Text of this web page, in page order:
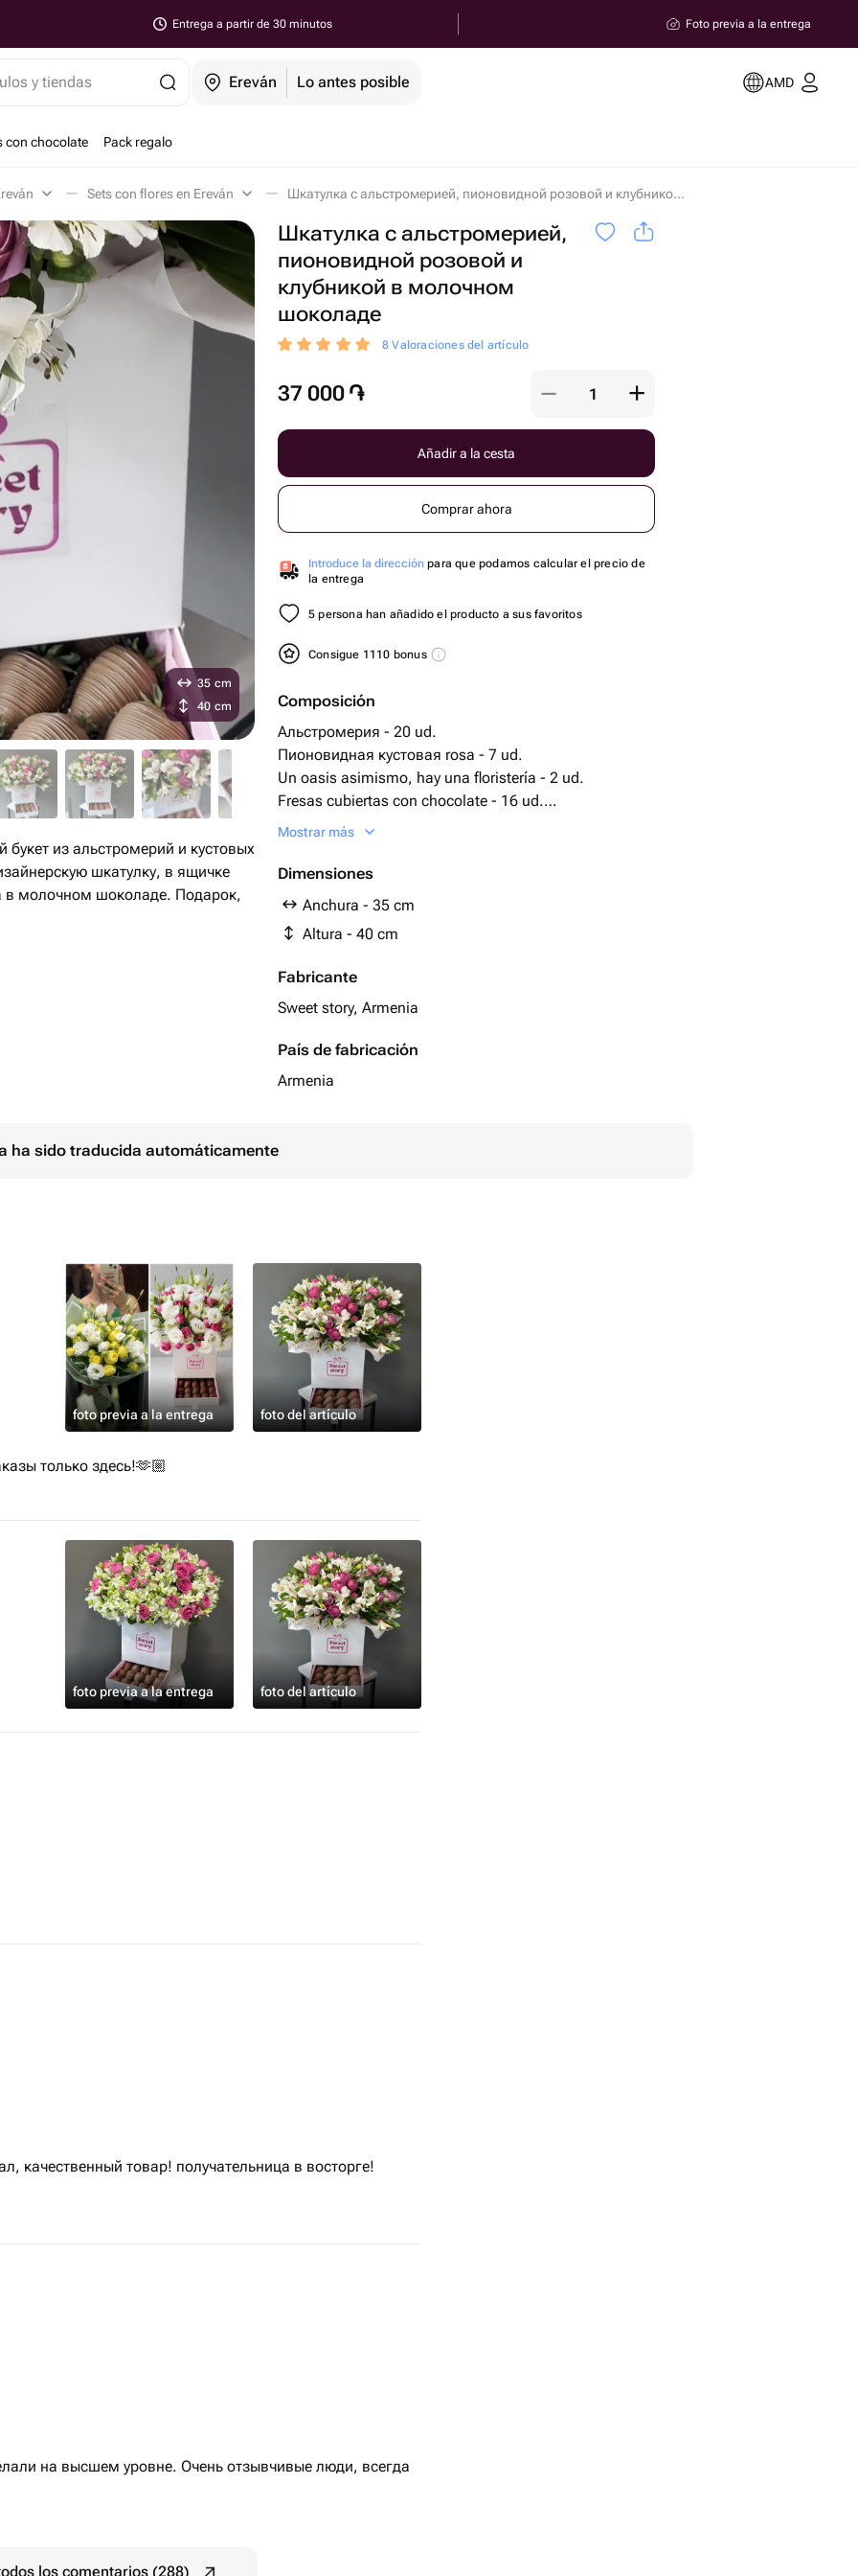
Entrega a partir de 30 minutos Foto previa a la entrega
y tiendas Ereván Lo antes posible AMD
con chocolate Pack regalo
Sets con flores en Ereván Шкатулка с альстромерией, пионовидной розовой и клубникой в молочном шоколаде en Ereván
Шкатулка с альстромерией,
пионовидной розовой и
клубникой в молочном
шоколаде
8 Valoraciones del artículo
37 000 ֏
Añadir a la cesta
Comprar ahora
Introduce la dirección para que podamos calcular el precio de
la entrega
5 persona han añadido el producto a sus favoritos
Consigue 1110 bonus
Composición
Альстромерия - 20 ud.
Пионовидная кустовая rosa - 7 ud.
Un oasis asimismo, hay una floristería - 2 ud.
Fresas cubiertas con chocolate - 16 ud.
шкатулка дизайнерская - 1 ud.
Mostrar más
Dimensiones
Anchura - 35 cm
Altura - 40 cm
Fabricante
Sweet story, Armenia
País de fabricación
Armenia
35 cm
40 cm
из альстромерий и кустовых
шкатулку, в ящичке
в молочном шоколаде. Подарок,
написать нам в чат через
удовольствием помогут
ha sido traducida automáticamente
foto previa a la entrega foto del artículo
только здесь!🫶🏼
foto previa a la entrega foto del artículo
качественный товар! получательница в восторге!
на высшем уровне. Очень отзывчивые люди, всегда
los comentarios (288)